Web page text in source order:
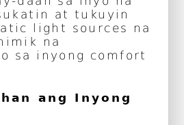
at tukuyin
light sources na
na
sa inyong comfort
ang Inyong